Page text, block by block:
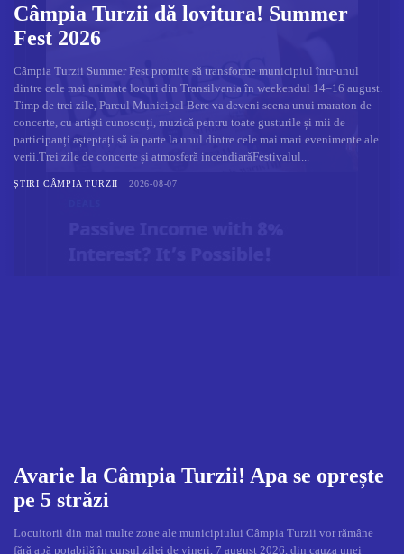
Câmpia Turzii dă lovitura! Summer
Fest 2026
Câmpia Turzii Summer Fest promite să transforme municipiul într-unul
dintre cele mai animate locuri din Transilvania în weekendul 14–16 august.
Timp de trei zile, Parcul Municipal Berc va deveni scena unui maraton de
concerte, cu artiști cunoscuți, muzică pentru toate gusturile și mii de
participanți așteptați să ia parte la unul dintre cele mai mari evenimente ale
verii.Trei zile de concerte și atmosferă incendiarăFestivalul...
ȘTIRI CÂMPIA TURZII 2026-08-07
Avarie la Câmpia Turzii! Apa se oprește
pe 5 străzi
Locuitorii din mai multe zone ale municipiului Câmpia Turzii vor rămâne
fără apă potabilă în cursul zilei de vineri, 7 august 2026, din cauza unei